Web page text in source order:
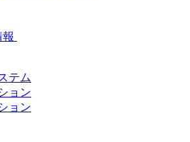
テム
ョン
ョン